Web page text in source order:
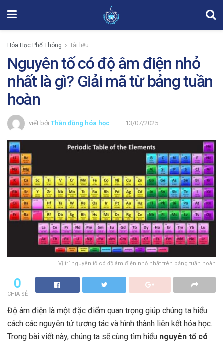
Hóa Học Phổ Thông Tài liệu
Nguyên tố có độ âm điện nhỏ
nhất là gì? Giải mã từ bảng tuần
hoàn
viết bởi Thần đồng hóa học 13/07/2025
Vị trí nguyên tố có độ âm điện nhỏ nhất trên bảng tuần hoàn
0
CHIA SẺ
Độ âm điện là một đặc điểm quan trọng giúp chúng ta hiểu
cách các nguyên tử tương tác và hình thành liên kết hóa học.
Trong bài viết này, chúng ta sẽ cùng tìm hiểu nguyên tố có